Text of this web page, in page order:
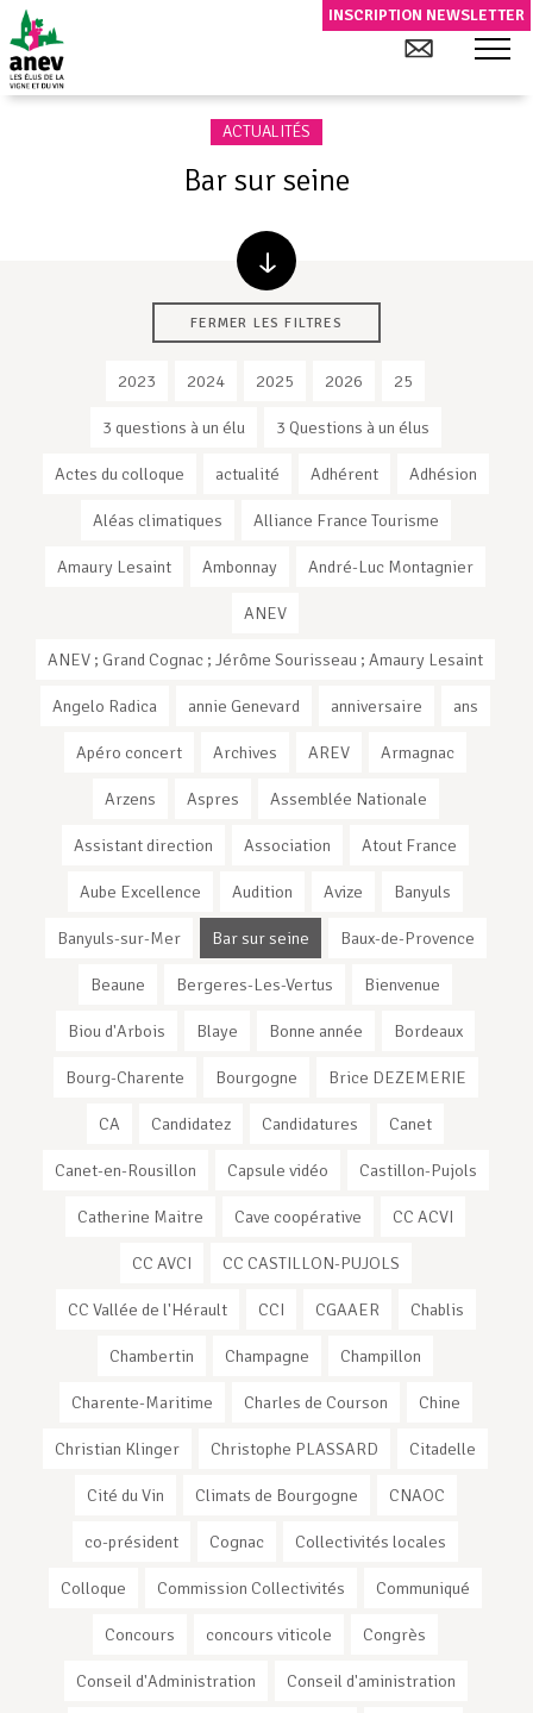
INSCRIPTION NEWSLETTER
ACTUALITÉS
Bar sur seine
FERMER LES FILTRES
2023 2024 2025 2026 25
3 questions à un élu 3 Questions à un élus
Actes du colloque actualité Adhérent Adhésion
Aléas climatiques Alliance France Tourisme
Amaury Lesaint Ambonnay André-Luc Montagnier
ANEV
ANEV ; Grand Cognac ; Jérôme Sourisseau ; Amaury Lesaint
Angelo Radica annie Genevard anniversaire ans
Apéro concert Archives AREV Armagnac
Arzens Aspres Assemblée Nationale
Assistant direction Association Atout France
Aube Excellence Audition Avize Banyuls
Banyuls-sur-Mer Bar sur seine Baux-de-Provence
Beaune Bergeres-Les-Vertus Bienvenue
Biou d'Arbois Blaye Bonne année Bordeaux
Bourg-Charente Bourgogne Brice DEZEMERIE
CA Candidatez Candidatures Canet
Canet-en-Rousillon Capsule vidéo Castillon-Pujols
Catherine Maitre Cave coopérative CC ACVI
CC AVCI CC CASTILLON-PUJOLS
CC Vallée de l'Hérault CCI CGAAER Chablis
Chambertin Champagne Champillon
Charente-Maritime Charles de Courson Chine
Christian Klinger Christophe PLASSARD Citadelle
Cité du Vin Climats de Bourgogne CNAOC
co-président Cognac Collectivités locales
Colloque Commission Collectivités Communiqué
Concours concours viticole Congrès
Conseil d'Administration Conseil d'aministration